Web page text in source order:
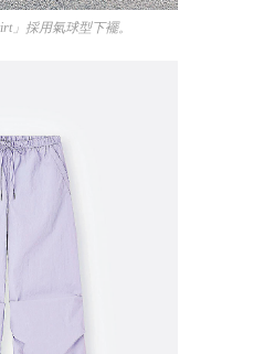
」採用氣球型下襬。